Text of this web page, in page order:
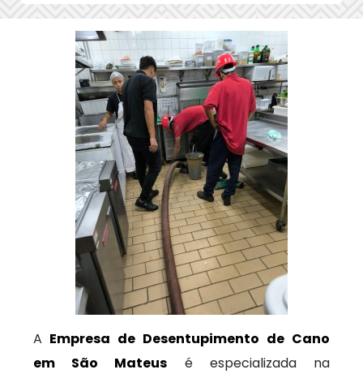
A Empresa de Desentupimento de Cano
em São Mateus é especializada na